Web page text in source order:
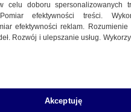
celu doboru spersonalizowanych
efektywności treści.
efektywności reklam.
Rozwój i ulepszanie usług.
Akceptuję